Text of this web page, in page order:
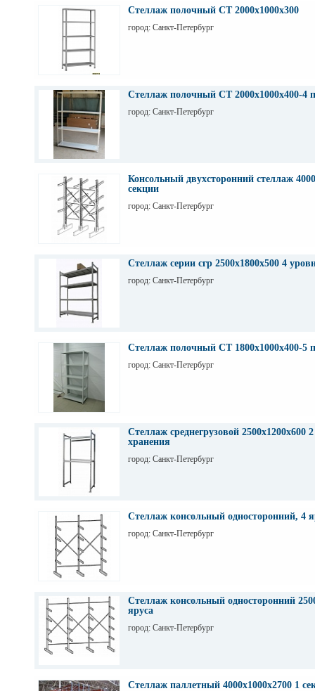
Стеллаж полочный СТ 2000х1000х300
город: Санкт-Петербург
Стеллаж полочный СТ 2000х1000х400-4
город: Санкт-Петербург
Консольный двухсторонний стеллаж
секции
город: Санкт-Петербург
Стеллаж серии сгр 2500х1800х500 4
город: Санкт-Петербург
Стеллаж полочный СТ 1800х1000х400-5
город: Санкт-Петербург
Стеллаж среднегрузовой 2500х1200х600
хранения
город: Санкт-Петербург
Стеллаж консольный односторонний, 4
город: Санкт-Петербург
Стеллаж консольный односторонний
яруса
город: Санкт-Петербург
Стеллаж паллетный 4000х1000х2700 1